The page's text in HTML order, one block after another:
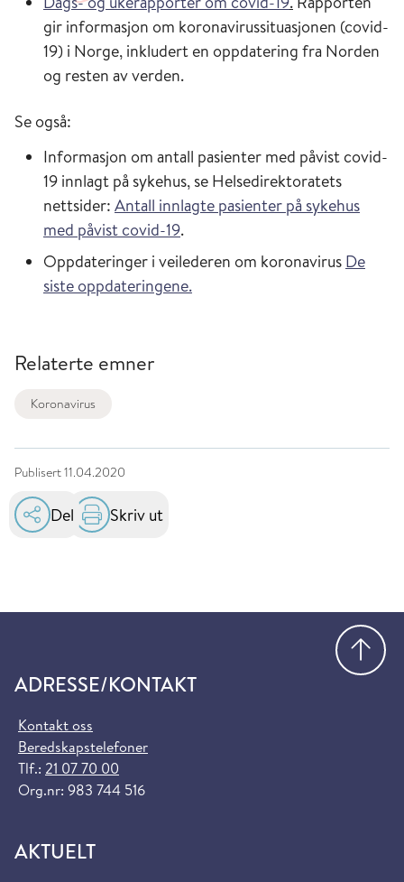
gir informasjon om koronavirussituasjonen (covid-
19) i Norge, inkludert en oppdatering fra Norden
og resten av verden.
Se også:
Informasjon om antall pasienter med påvist covid-
19 innlagt på sykehus, se Helsedirektoratets
nettsider: Antall innlagte pasienter på sykehus
med påvist covid-19.
Oppdateringer i veilederen om koronavirus De
siste oppdateringene.
Relaterte emner
Koronavirus
Publisert11.04.2020
Del Skriv ut
ADRESSE/KONTAKT
Kontakt oss
Beredskapstelefoner
Tlf.: 21 07 70 00
Org.nr: 983 744 516
AKTUELT